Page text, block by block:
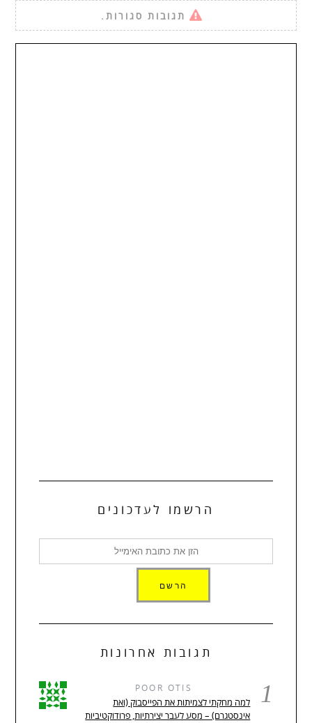
תגובות סגורות.
הרשמו לעדכונים
תגובות אחרונות
1
POOR OTIS
למה מחקתי לצמיתות את הפייסבוק (ואת
אינסטגרם) – מסע לעבר יצירתיות, פרודוקטיביות